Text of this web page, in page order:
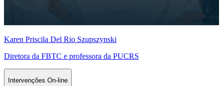
Karen Priscila Del Rio Szupszynski
Diretora da FBTC e professora da PUCRS
Intervenções On-line